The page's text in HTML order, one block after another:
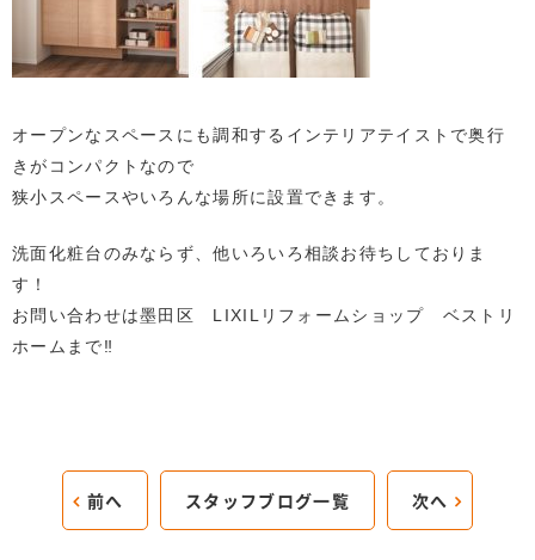
オープンなスペースにも調和するインテリアテイストで奥行
きがコンパクトなので
狭小スペースやいろんな場所に設置できます。
洗面化粧台のみならず、他いろいろ相談お待ちしておりま
す！
お問い合わせは墨田区 LIXILリフォームショップ ベストリ
ホームまで‼
前へ スタッフブログ一覧 次へ